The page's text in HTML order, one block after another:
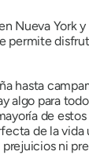
Nueva York
permite
hasta
algo para
de
de la vida
ni